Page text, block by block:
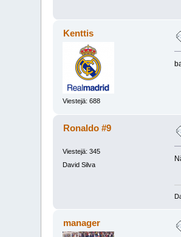
Kenttis
Viestejä: 688
Ronaldo #9
Viestejä: 345
David Silva
manager